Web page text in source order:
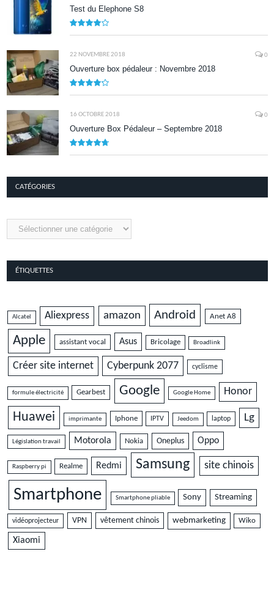
Test du Elephone S8
22 NOVEMBRE 2018 0
Ouverture box pédaleur : Novembre 2018
16 OCTOBRE 2018 0
Ouverture Box Pédaleur – Septembre 2018
CATÉGORIES
Catégories
ÉTIQUETTES
Alcatel Aliexpress amazon Android Anet A8
Apple assistant vocal Asus Bricolage Broadlink
Créer site internet Cyberpunk 2077 cyclisme
formule électricité Gearbest Google Google Home Honor
Huawei imprimante Iphone IPTV Jeedom laptop Lg
Législation travail Motorola Nokia Oneplus Oppo
Raspberry pi Realme Redmi Samsung site chinois
Smartphone Smartphone pliable Sony Streaming
vidéoprojecteur VPN vêtement chinois webmarketing Wiko
Xiaomi